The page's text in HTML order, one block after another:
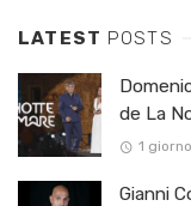
LATEST POSTS
de La
1
Gianni